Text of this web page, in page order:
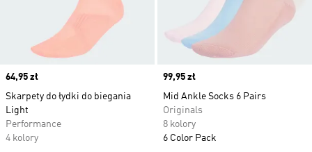
Price
64,95 zł
Skarpety do łydki do biegania
Light
Performance
4 kolory
Price
99,95 zł
Mid Ankle Socks 6 Pairs
Originals
8 kolory
6 Color Pack